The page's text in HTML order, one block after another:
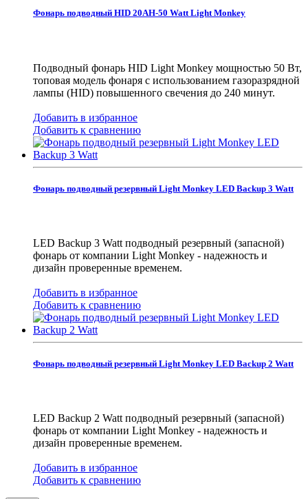
Фонарь подводный HID 20AH-50 Watt Light Monkey
Подводный фонарь HID Light Monkey мощностью 50 Вт,
топовая модель фонаря с использованием газоразрядной
лампы (HID) повышенного свечения до 240 минут.
Добавить в избранное
Добавить к сравнению
Фонарь подводный резервный Light Monkey LED Backup 3 Watt
LED Backup 3 Watt подводный резервный (запасной)
фонарь от компании Light Monkey - надежность и
дизайн проверенные временем.
Добавить в избранное
Добавить к сравнению
Фонарь подводный резервный Light Monkey LED Backup 2 Watt
LED Backup 2 Watt подводный резервный (запасной)
фонарь от компании Light Monkey - надежность и
дизайн проверенные временем.
Добавить в избранное
Добавить к сравнению